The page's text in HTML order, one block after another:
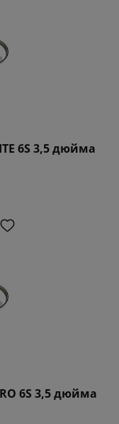
6S 3,5 дюйма
6S 3,5 дюйма